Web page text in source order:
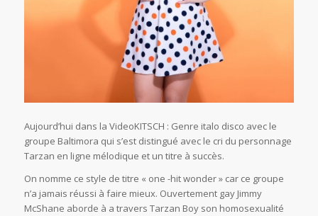
Aujourd’hui dans la VideoKITSCH : Genre italo disco avec le
groupe Baltimora qui s’est distingué avec le cri du personnage
Tarzan en ligne mélodique et un titre à succès.
On nomme ce style de titre « one -hit wonder » car ce groupe
n’a jamais réussi à faire mieux. Ouvertement gay Jimmy
McShane aborde à a travers Tarzan Boy son homosexualité